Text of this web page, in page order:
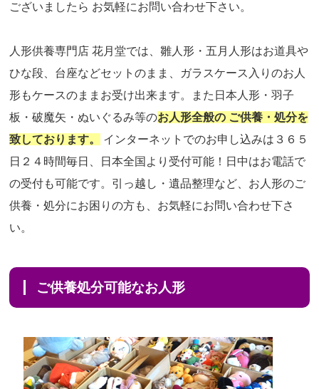
ございましたら お気軽にお問い合わせ下さい。
人形供養専門店 花月堂では、雛人形・五月人形はお道具や
ひな段、台座などセットのまま、ガラスケース入りのお人
形もケースのままお受け出来ます。また日本人形・羽子
板・破魔矢・ぬいぐるみ等のお人形全般の ご供養・処分を
致しております。
インターネットでのお申し込みは３６５
日２４時間毎日、日本全国より受付可能！日中はお電話で
の受付も可能です。引っ越し・遺品整理など、お人形のご
供養・処分にお困りの方も、お気軽にお問い合わせ下さ
い。
ご供養処分可能なお人形